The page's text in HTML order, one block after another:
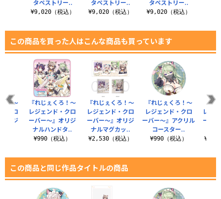
タペストリー..
¥9,020（税込）
タペストリー..
¥9,020（税込）
タペストリー..
¥9,020（税込）
この商品を買った人はこんな商品も買っています
『れじぇくろ！～
レジェンド・クロ
ーバー～』オリジ
ナルマグカッ..
¥2,530（税込）
『れじぇくろ！～
レジェンド・クロ
ーバー～』アクリル
コースター..
¥990（税込）
『れ
レジ
ーバ
！～
クロ
リジ
『れじぇくろ！～
レジェンド・クロ
ーバー～』オリジ
ナルハンドタ..
¥990（税込）
この商品と同じ作品タイトルの商品